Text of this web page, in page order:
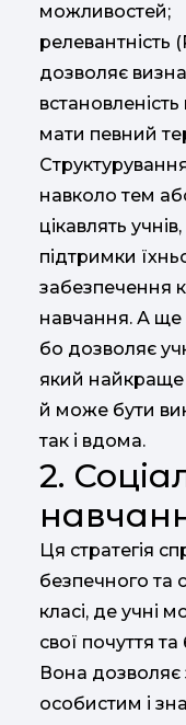
можливостей;
релевантність
дозволяє
мати певний
навколо тем
цікавлять
підтримки
забезпечення
навчання. А ще
бо дозволяє
який найкраще
й може бути
так і вдома.
2.
Ця стратегія
безпечного та
класі, де учні
свої почуття
Вона дозволяє
особистим і